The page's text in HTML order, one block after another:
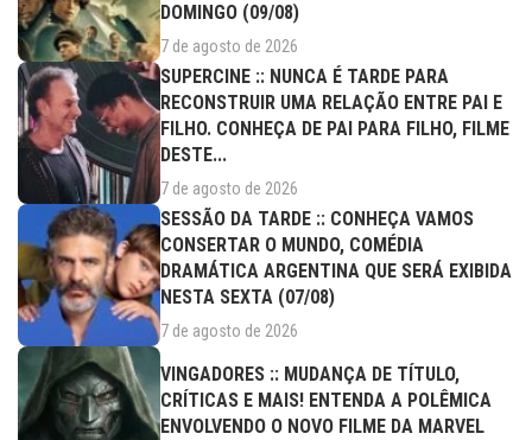
DOMINGO (09/08)
7 de agosto de 2026
SUPERCINE :: NUNCA É TARDE PARA
RECONSTRUIR UMA RELAÇÃO ENTRE PAI E
FILHO. CONHEÇA DE PAI PARA FILHO, FILME
DESTE...
7 de agosto de 2026
SESSÃO DA TARDE :: CONHEÇA VAMOS
CONSERTAR O MUNDO, COMÉDIA
DRAMÁTICA ARGENTINA QUE SERÁ EXIBIDA
NESTA SEXTA (07/08)
7 de agosto de 2026
VINGADORES :: MUDANÇA DE TÍTULO,
CRÍTICAS E MAIS! ENTENDA A POLÊMICA
ENVOLVENDO O NOVO FILME DA MARVEL